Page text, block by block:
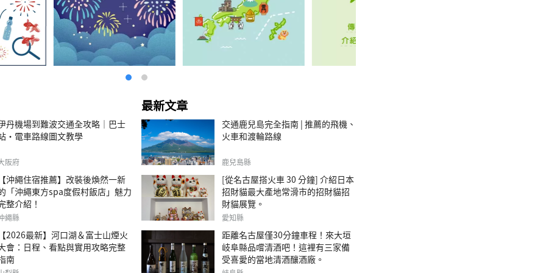
丹機場到難波交通全攻略｜巴士
・電車路線圖文教學
阪府
沖繩住宿推薦】改裝後煥然一新
「沖繩東方spa度假村飯店」魅力
整介紹！
繩縣
2026最新】河口湖＆富士山煙火
會：日程、看點與實用攻略完整
南
最新文章
交通鹿兒島完全指南 | 推薦的飛機、
火車和渡輪路線
鹿兒島縣
[從名古屋搭火車 30 分鐘] 介紹日本
招財貓最大產地常滑市的招財貓招
財貓展覽。
愛知縣
距離名古屋僅30分鐘車程！來大垣
岐阜縣品嚐清酒吧！這裡有三家備
受喜愛的當地清酒釀酒廠。